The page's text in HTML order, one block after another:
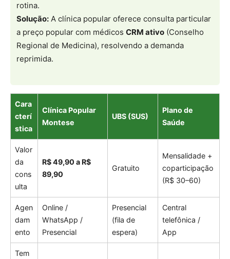
rotina.
Solução: A clínica popular oferece consulta particular
a preço popular com médicos CRM ativo (Conselho
Regional de Medicina), resolvendo a demanda
reprimida.
Cara
cterí
stica
Clínica Popular
Montese
UBS (SUS)
Plano de
Saúde
Valor
da
cons
ulta
R$ 49,90 a R$
89,90
Gratuito
Mensalidade +
coparticipação
(R$ 30–60)
Agen
dam
ento
Online /
WhatsApp /
Presencial
Presencial
(fila de
espera)
Central
telefônica /
App
Tem